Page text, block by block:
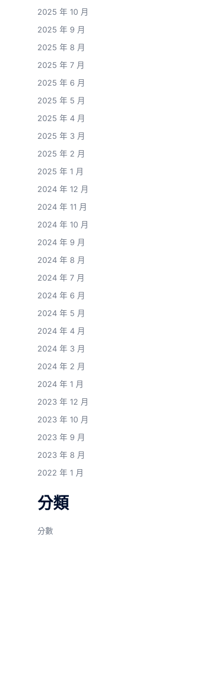
2025 年 10 月
2025 年 9 月
2025 年 8 月
2025 年 7 月
2025 年 6 月
2025 年 5 月
2025 年 4 月
2025 年 3 月
2025 年 2 月
2025 年 1 月
2024 年 12 月
2024 年 11 月
2024 年 10 月
2024 年 9 月
2024 年 8 月
2024 年 7 月
2024 年 6 月
2024 年 5 月
2024 年 4 月
2024 年 3 月
2024 年 2 月
2024 年 1 月
2023 年 12 月
2023 年 10 月
2023 年 9 月
2023 年 8 月
2022 年 1 月
分類
分數